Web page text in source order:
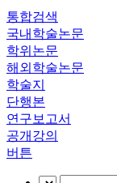
통합검색
국내학술논문
학위논문
해외학술논문
학술지
단행본
연구보고서
공개강의
버튼